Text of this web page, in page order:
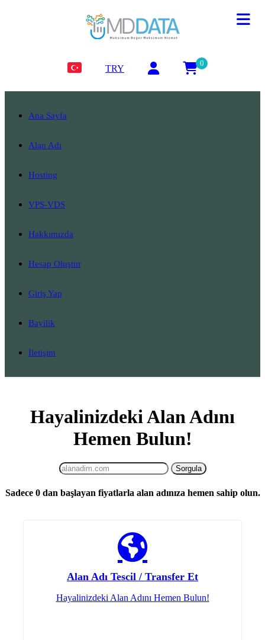
TRY
0
Ana Sayfa
Alan Adı
Hosting
VPS-VDS
Hakkımızda
Hesap Oluştur
Giriş Yap
Bayilik
İletişim
Hayalinizdeki Alan Adını
Hemen Bulun!
Sadece 0dan başlayan fiyatlarla alan adınıza hemen sahip olun.
Alan Adı Tescil / Transfer Et
Hayalinizdeki Alan Adını Hemen Bulun!